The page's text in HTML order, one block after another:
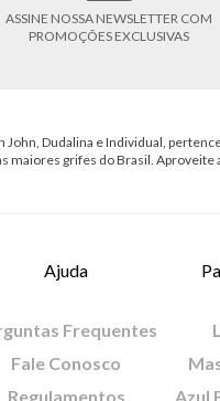
ASSINE NOSSA NEWSLETTER COM
PROMOÇÕES EXCLUSIVAS
Dudalina e Individual,
grifes do Brasil.
Ajuda
Frequentes
Fale Conosco
Regulamentos
Azul